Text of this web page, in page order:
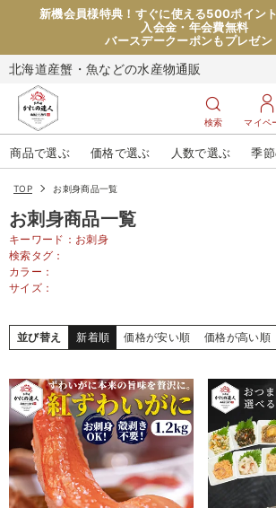
新機会員様特典！すぐに使える500ポイン
入会金・年会費無料
バースデークーポンもプレゼン
北海道産蟹・魚などの水産物通販
検索 マイペ
商品で選ぶ 価格で選ぶ 人数で選ぶ 季
TOP お刺身商品一覧
お刺身商品一覧
キーワード： お刺身
検索タグ：
カラー：
サイズ：
並び替え 新着順 価格が安い順 価格が高い順